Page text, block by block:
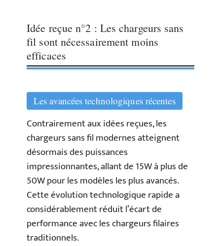
Idée reçue n°2 : Les chargeurs sans
fil sont nécessairement moins
efficaces
Les avancées technologiques récentes
Contrairement aux idées reçues, les
chargeurs sans fil modernes atteignent
désormais des puissances
impressionnantes, allant de 15W à plus de
50W pour les modèles les plus avancés.
Cette évolution technologique rapide a
considérablement réduit l’écart de
performance avec les chargeurs filaires
traditionnels.